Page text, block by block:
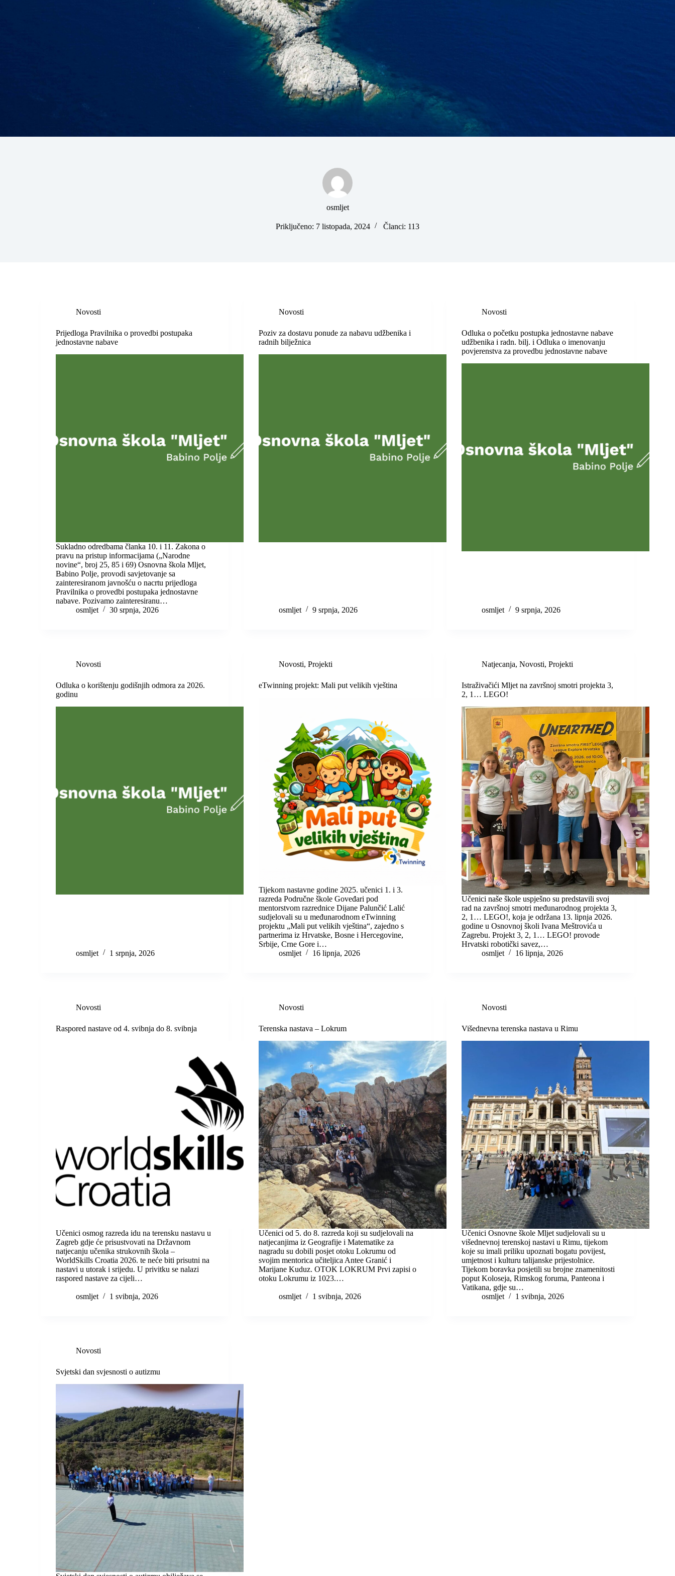
osmljet
Priključeno: 7 listopada, 2024 Članci: 113
Novosti
Prijedloga Pravilnika o provedbi postupaka
jednostavne nabave
Sukladno odredbama članka 10. i 11. Zakona o
pravu na pristup informacijama („Narodne
novine“, broj 25, 85 i 69) Osnovna škola Mljet,
Babino Polje, provodi savjetovanje sa
zainteresiranom javnošću o nacrtu prijedloga
Pravilnika o provedbi postupaka jednostavne
nabave. Pozivamo zainteresiranu…
osmljet
30 srpnja, 2026
Novosti
Poziv za dostavu ponude za nabavu udžbenika i
radnih bilježnica
osmljet 9 srpnja, 2026
Novosti
Odluka o početku postupka jednostavne nabave
udžbenika i radn. bilj. i Odluka o imenovanju
povjerenstva za provedbu jednostavne nabave
osmljet 9 srpnja, 2026
Novosti
Odluka o korištenju godišnjih odmora za 2026.
godinu
osmljet 1 srpnja, 2026
Novosti, Projekti
eTwinning projekt: Mali put velikih vještina
Tijekom nastavne godine 2025. učenici 1. i 3.
razreda Područne škole Goveđari pod
mentorstvom razrednice Dijane Palunčić Lalić
sudjelovali su u međunarodnom eTwinning
projektu „Mali put velikih vještina“, zajedno s
partnerima iz Hrvatske, Bosne i Hercegovine,
Srbije, Crne Gore i…
osmljet
16 lipnja, 2026
Natjecanja,Novosti,Projekti
Istraživačići Mljet na završnoj smotri projekta 3,
2, 1… LEGO!
Učenici naše škole uspješno su predstavili svoj
rad na završnoj smotri međunarodnog projekta 3,
2, 1… LEGO!, koja je održana 13. lipnja 2026.
godine u Osnovnoj školi Ivana Meštrovića u
Zagrebu. Projekt 3, 2, 1… LEGO! provode
Hrvatski robotički savez,…
osmljet
16 lipnja, 2026
Novosti
Raspored nastave od 4. svibnja do 8. svibnja
Učenici osmog razreda idu na terensku nastavu u
Zagreb gdje će prisustvovati na Državnom
natjecanju učenika strukovnih škola –
WorldSkills Croatia 2026. te neće biti prisutni na
nastavi u utorak i srijedu. U privitku se nalazi
raspored nastave za cijeli…
osmljet 1 svibnja, 2026
Novosti
Terenska nastava – Lokrum
Učenici od 5. do 8. razreda koji su sudjelovali na
natjecanjima iz Geografije i Matematike za
nagradu su dobili posjet otoku Lokrumu od
svojim mentorica učiteljica Antee Granić i
Marijane Kuduz. OTOK LOKRUM Prvi zapisi o
otoku Lokrumu iz 1023.…
osmljet 1 svibnja, 2026
Novosti
Višednevna terenska nastava u Rimu
Učenici Osnovne škole Mljet sudjelovali su u
višednevnoj terenskoj nastavi u Rimu, tijekom
koje su imali priliku upoznati bogatu povijest,
umjetnost i kulturu talijanske prijestolnice.
Tijekom boravka posjetili su brojne znamenitosti
poput Koloseja, Rimskog foruma, Panteona i
Vatikana, gdje su…
osmljet
1 svibnja, 2026
Novosti
Svjetski dan svjesnosti o autizmu